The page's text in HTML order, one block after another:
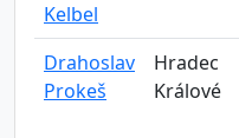
Kelbel
Drahoslav
Prokeš
Hradec
Králové